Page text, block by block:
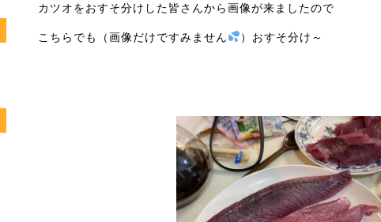
カツオをおすそ分けした皆さんから画像が来ましたので
こちらでも（画像だけですみません ）おすそ分け～